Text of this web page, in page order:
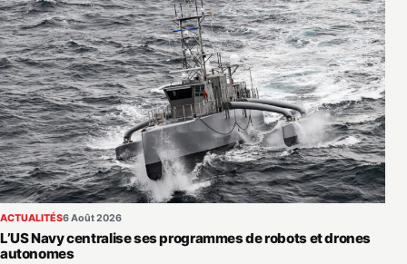
ACTUALITÉS6 Août 2026
L’US Navy centralise ses programmes de robots et drones
autonomes